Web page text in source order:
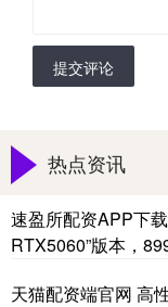
提交评论
热点资讯
速盈所配资APP下
RTX5060”版本，
天猫配资端官网 高